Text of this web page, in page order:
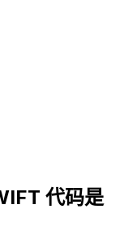
代码是